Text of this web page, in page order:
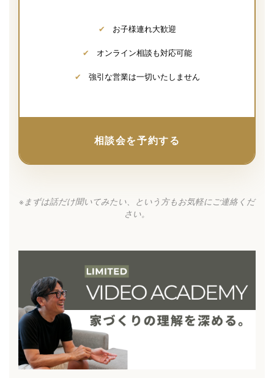
✔ お子様連れ大歓迎
✔ オンライン相談も対応可能
✔ 強引な営業は一切いたしません
相談会を予約する
※まずは話だけ聞いてみたい、という方もお気軽にご連絡くだ
さい。